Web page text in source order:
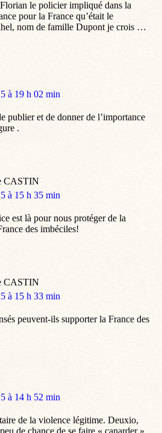
le policier impliqué dans la
pour la France qu’était le
nom de famille Dupont je crois …
à 19 h 02 min
publier et de donner de l’importance
.
CASTIN
à 15 h 35 min
est là pour nous protéger de la
des imbéciles!
CASTIN
à 15 h 33 min
peuvent-ils supporter la France des
à 14 h 52 min
de la violence légitime. Deuxio,
de chance de se faire « canarder »